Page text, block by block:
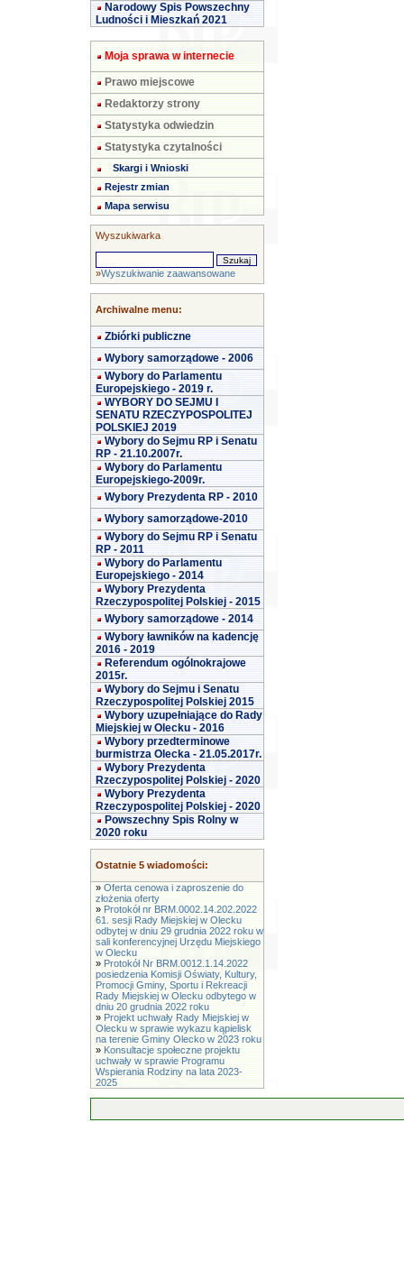
Narodowy Spis Powszechny
Ludności i Mieszkań 2021
Moja sprawa w internecie
Prawo miejscowe
Redaktorzy strony
Statystyka odwiedzin
Statystyka czytalności
Skargi i Wnioski
Rejestr zmian
Mapa serwisu
Wyszukiwarka
»Wyszukiwanie zaawansowane
Archiwalne menu:
Zbiórki publiczne
Wybory samorządowe - 2006
Wybory do Parlamentu
Europejskiego - 2019 r.
WYBORY DO SEJMU I
SENATU RZECZYPOSPOLITEJ
POLSKIEJ 2019
Wybory do Sejmu RP i Senatu
RP - 21.10.2007r.
Wybory do Parlamentu
Europejskiego-2009r.
Wybory Prezydenta RP - 2010
Wybory samorządowe-2010
Wybory do Sejmu RP i Senatu
RP - 2011
Wybory do Parlamentu
Europejskiego - 2014
Wybory Prezydenta
Rzeczypospolitej Polskiej - 2015
Wybory samorządowe - 2014
Wybory ławników na kadencję
2016 - 2019
Referendum ogólnokrajowe
2015r.
Wybory do Sejmu i Senatu
Rzeczypospolitej Polskiej 2015
Wybory uzupełniające do Rady
Miejskiej w Olecku - 2016
Wybory przedterminowe
burmistrza Olecka - 21.05.2017r.
Wybory Prezydenta
Rzeczypospolitej Polskiej - 2020
Wybory Prezydenta
Rzeczypospolitej Polskiej - 2020
Powszechny Spis Rolny w
2020 roku
Ostatnie 5 wiadomości:
» Oferta cenowa i zaproszenie do
złożenia oferty
» Protokół nr BRM.0002.14.202.2022
61. sesji Rady Miejskiej w Olecku
odbytej w dniu 29 grudnia 2022 roku w
sali konferencyjnej Urzędu Miejskiego
w Olecku
» Protokół Nr BRM.0012.1.14.2022
posiedzenia Komisji Oświaty, Kultury,
Promocji Gminy, Sportu i Rekreacji
Rady Miejskiej w Olecku odbytego w
dniu 20 grudnia 2022 roku
» Projekt uchwały Rady Miejskiej w
Olecku w sprawie wykazu kąpielisk
na terenie Gminy Olecko w 2023 roku
» Konsultacje społeczne projektu
uchwały w sprawie Programu
Wspierania Rodziny na lata 2023-
2025